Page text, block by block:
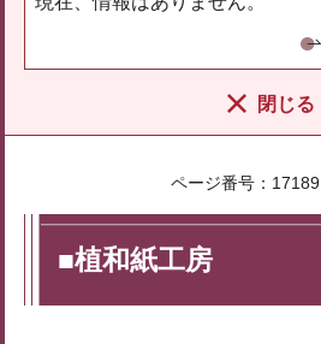
閉じる
ページ番号：17189
■植和紙工房